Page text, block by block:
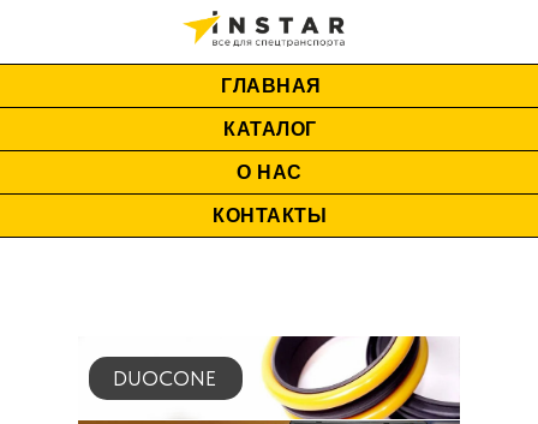
ГЛАВНАЯ
КАТАЛОГ
О НАС
КОНТАКТЫ
DUOCONE